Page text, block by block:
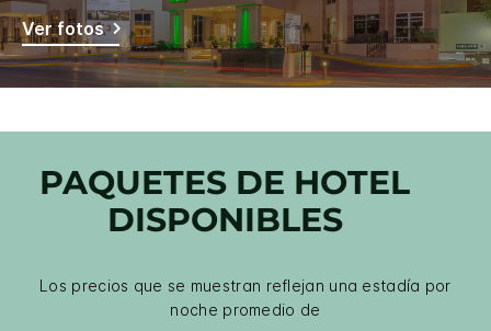
Ver fotos
PAQUETES DE HOTEL
DISPONIBLES
Los precios que se muestran reflejan una estadía por
noche promedio de